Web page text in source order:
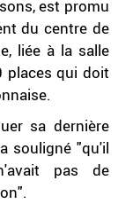
est promu
du centre de
liée à la salle
places qui doit
sa dernière
souligné "qu'il
pas de